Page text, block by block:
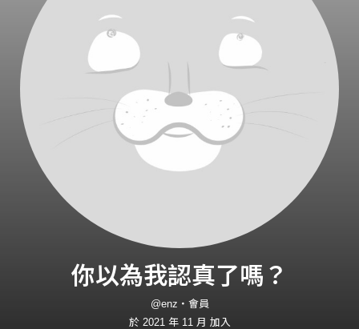
你以為我認真了嗎？
@enz・會員
於 2021 年 11 月 加入